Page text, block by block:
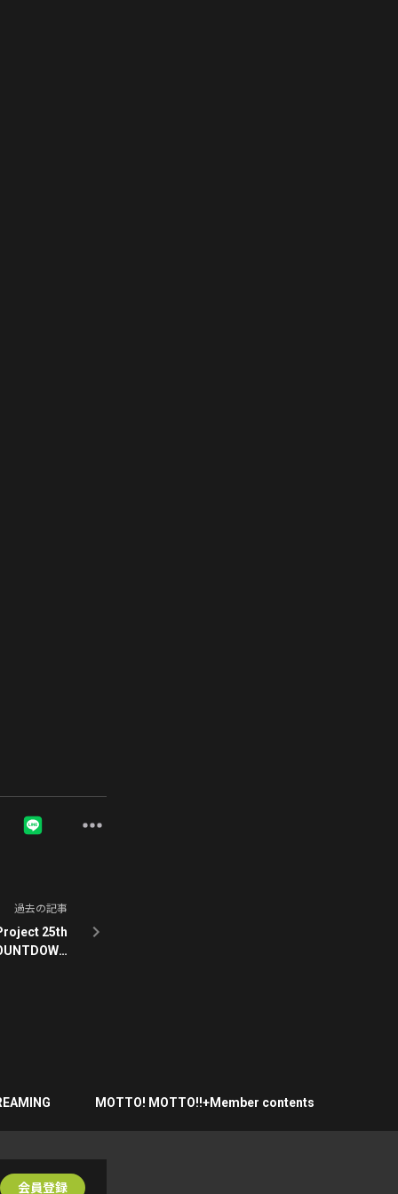
過去の記事
25th
MOTTO! MOTTO!!+Member contents
会員登録